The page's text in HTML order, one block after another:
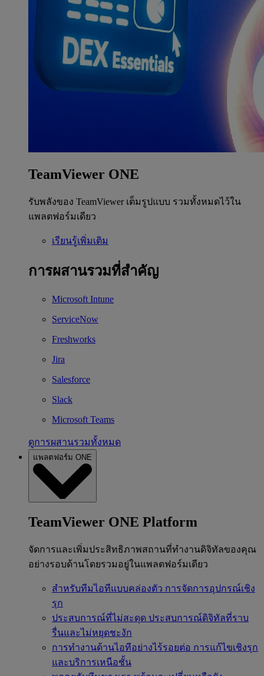
TeamViewer ONE
รับพลังของ TeamViewer เต็มรูปแบบ รวมทั้งหมดไว้ใน
แพลตฟอร์มเดียว
เรียนรู้เพิ่มเติม
การผสานรวมที่สำคัญ
Microsoft Intune
ServiceNow
Freshworks
Jira
Salesforce
Slack
Microsoft Teams
ดูการผสานรวมทั้งหมด
แพลตฟอร์ม ONE
TeamViewer ONE Platform
จัดการและเพิ่มประสิทธิภาพสถานที่ทำงานดิจิทัลของคุณ
อย่างรอบด้านโดยรวมอยู่ในแพลตฟอร์มเดียว
สำหรับทีมไอทีแบบคล่องตัว การจัดการอุปกรณ์เชิง
รุก
ประสบการณ์ที่ไม่สะดุด ประสบการณ์ดิจิทัลที่ราบ
รื่นและไม่หยุดชะงัก
การทำงานด้านไอทีอย่างไร้รอยต่อ การแก้ไขเชิงรุก
และบริการเหนือชั้น